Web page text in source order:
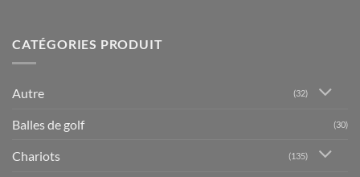
CATÉGORIES PRODUIT
Autre (32)
Balles de golf (30)
Chariots (135)